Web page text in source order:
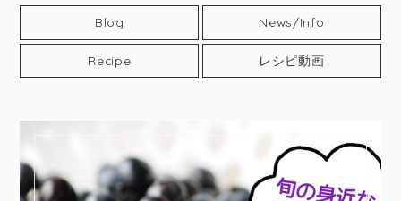
Blog News/Info
Recipe レシピ動画